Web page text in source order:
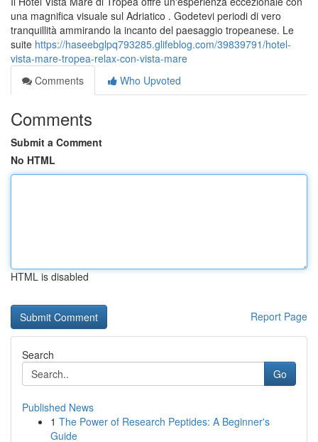
una magnifica visuale sul Adriatico . Godetevi periodi di vero
tranquillità ammirando la incanto del paesaggio tropeanese. Le
suite https://haseebglpq793285.glifeblog.com/39839791/hotel-
vista-mare-tropea-relax-con-vista-mare
Comments
Who Upvoted
Comments
Submit a Comment
No HTML
HTML is disabled
Report Page
Search
Go
Published News
1 The Power of Research Peptides: A Beginner's
Guide